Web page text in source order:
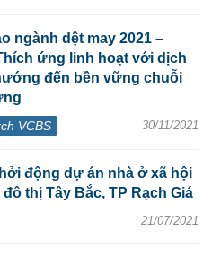
ngành dệt may 2021 –
ứng linh hoạt với dịch
đến bền vững chuỗi
VCBS 30/11/2021
động dự án nhà ở xã hội
thị Tây Bắc, TP Rạch Giá
21/07/2021